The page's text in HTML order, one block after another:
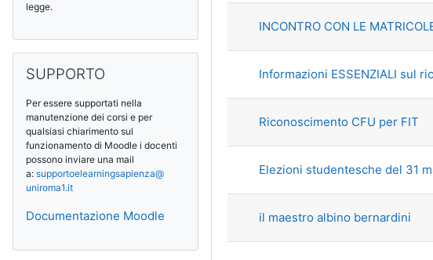
INCONTRO CON LE
Informazioni ESSENZIALI sul
Riconoscimento CFU per FIT
Elezioni studentesche del 31
il maestro albino bernardini
legge.
SUPPORTO
Per essere supportati nella
manutenzione dei corsi e per
qualsiasi chiarimento sul
funzionamento di Moodle i docenti
possono inviare una mail
a: supportoelearningsapienza@
uniroma1.it
Documentazione Moodle